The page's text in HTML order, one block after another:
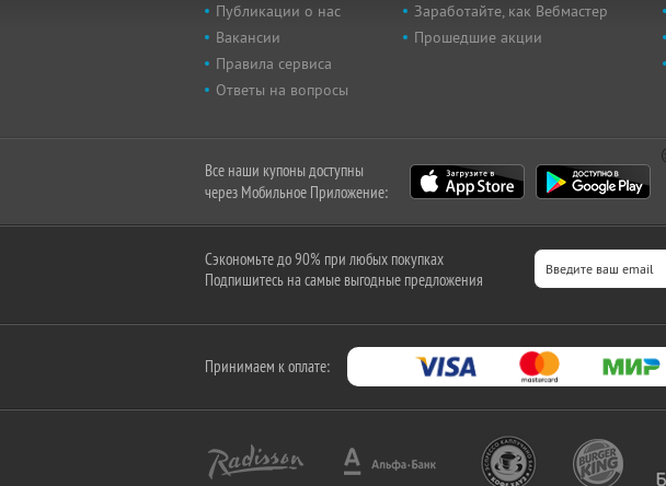
Публикации о нас
Вакансии
Правила сервиса
Ответы на вопросы
Заработайте, как Вебмастер
Прошедшие акции
Все наши купоны доступны
через Мобильное Приложение:
Сэкономьте до 90% при любых покупках
Подпишитесь на самые выгодные предложения
Принимаем к оплате: